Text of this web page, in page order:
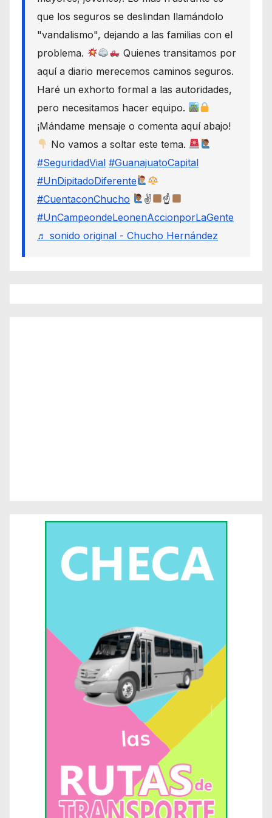
que los seguros se deslindan llamándolo
"vandalismo", dejando a las familias con el
problema.
Quienes transitamos por
aquí a diario merecemos caminos seguros.
Haré un exhorto formal a las autoridades,
pero necesitamos hacer equipo.
¡Mándame mensaje o comenta aquí abajo!
No vamos a soltar este tema.
#SeguridadVial #GuanajuatoCapital
#UnDipitadoDiferente
#CuentaconChucho
✌
☝
#UnCampeondeLeonenAccionporLaGente
♬ sonido original - Chucho Hernández